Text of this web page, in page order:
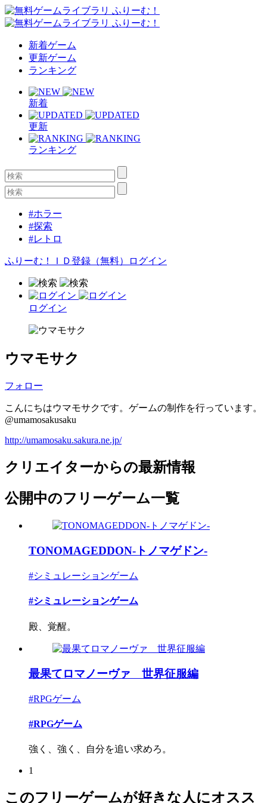
新着ゲーム
更新ゲーム
ランキング
新着
更新
ランキング
#ホラー
#探索
#レトロ
ふりーむ！ＩＤ登録（無料） ログイン
ログイン
ウマモサク
フォロー
こんにちはウマモサクです。ゲームの制作を行っています。
@umamosakusaku
http://umamosaku.sakura.ne.jp/
クリエイターからの最新情報
公開中のフリーゲーム一覧
TONOMAGEDDON-トノマゲドン-
#シミュレーションゲーム
#シミュレーションゲーム
殿、覚醒。
最果てロマノーヴァ 世界征服編
#RPGゲーム
#RPGゲーム
強く、強く、自分を追い求めろ。
1
このフリーゲームが好きな人にオスス